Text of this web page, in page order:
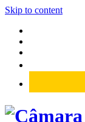
Skip to content